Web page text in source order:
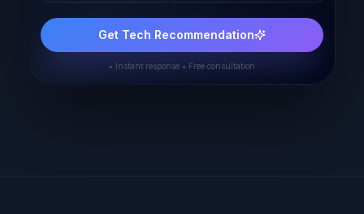
Get Tech Recommendation
• Instant response • Free consultation